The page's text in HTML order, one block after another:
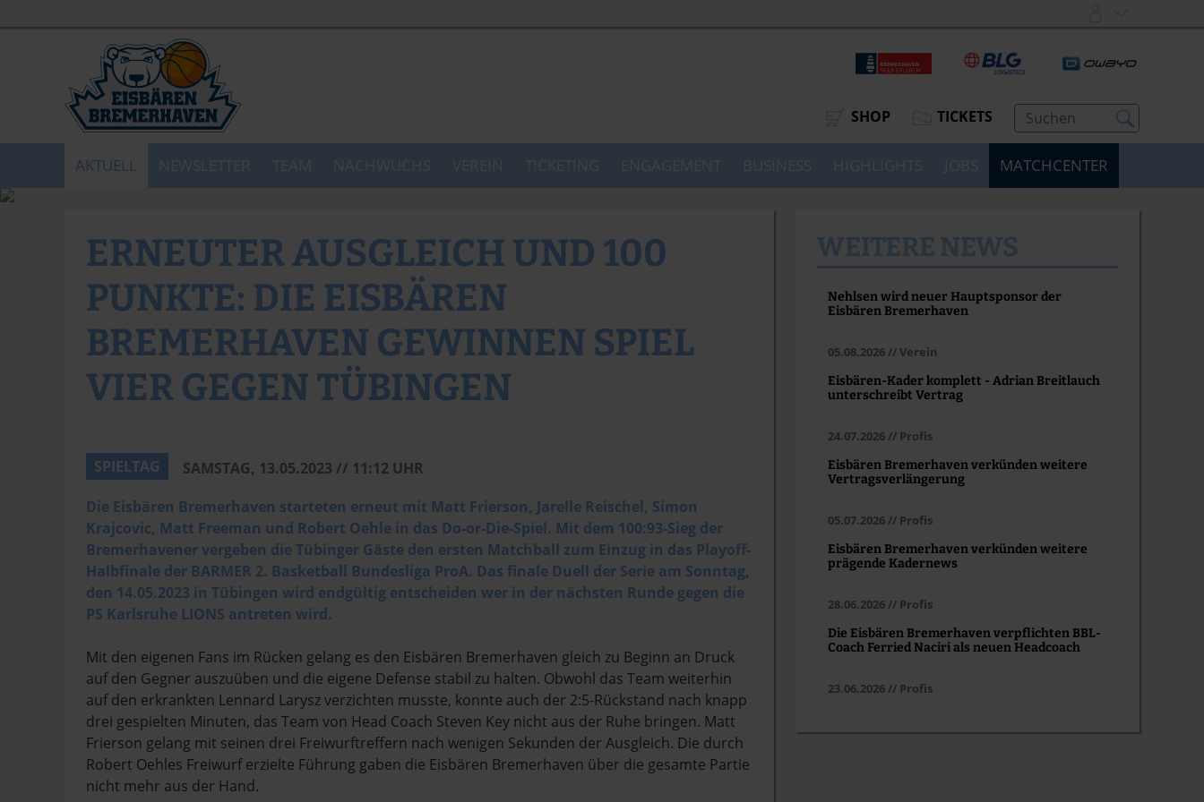
SHOP TICKETS
AKTUELL MATCHCENTER
ERNEUTER AUSGLEICH UND 100
PUNKTE: DIE EISBÄREN
BREMERHAVEN GEWINNEN SPIEL
VIER GEGEN TÜBINGEN
SPIELTAG
SAMSTAG, 13.05.2023 // 11:12 UHR
Die Eisbären Bremerhaven starteten erneut mit Matt Frierson, Jarelle Reischel, Simon
Krajcovic, Matt Freeman und Robert Oehle in das Do-or-Die-Spiel. Mit dem 100:93-Sieg der
Bremerhavener vergeben die Tübinger Gäste den ersten Matchball zum Einzug in das Playoff-
Halbfinale der BARMER 2. Basketball Bundesliga ProA. Das finale Duell der Serie am Sonntag,
den 14.05.2023 in Tübingen wird endgültig entscheiden wer in der nächsten Runde gegen die
PS Karlsruhe LIONS antreten wird.
Mit den eigenen Fans im Rücken gelang es den Eisbären Bremerhaven gleich zu Beginn an Druck
auf den Gegner auszuüben und die eigene Defense stabil zu halten. Obwohl das Team weiterhin
auf den erkrankten Lennard Larysz verzichten musste, konnte auch der 2:5-Rückstand nach knapp
drei gespielten Minuten, das Team von Head Coach Steven Key nicht aus der Ruhe bringen. Matt
Frierson gelang mit seinen drei Freiwurftreffern nach wenigen Sekunden der Ausgleich. Die durch
Robert Oehles Freiwurf erzielte Führung gaben die Eisbären Bremerhaven über die gesamte Partie
nicht mehr aus der Hand.
Nehlsen wird neuer Hauptsponsor der
Eisbären Bremerhaven
05.08.2026 // Verein
Eisbären-Kader komplett - Adrian Breitlauch
unterschreibt Vertrag
24.07.2026 // Profis
Eisbären Bremerhaven verkünden weitere
Vertragsverlängerung
05.07.2026 // Profis
Eisbären Bremerhaven verkünden weitere
prägende Kadernews
28.06.2026 // Profis
Die Eisbären Bremerhaven verpflichten BBL-
Coach Ferried Naciri als neuen Headcoach
23.06.2026 // Profis